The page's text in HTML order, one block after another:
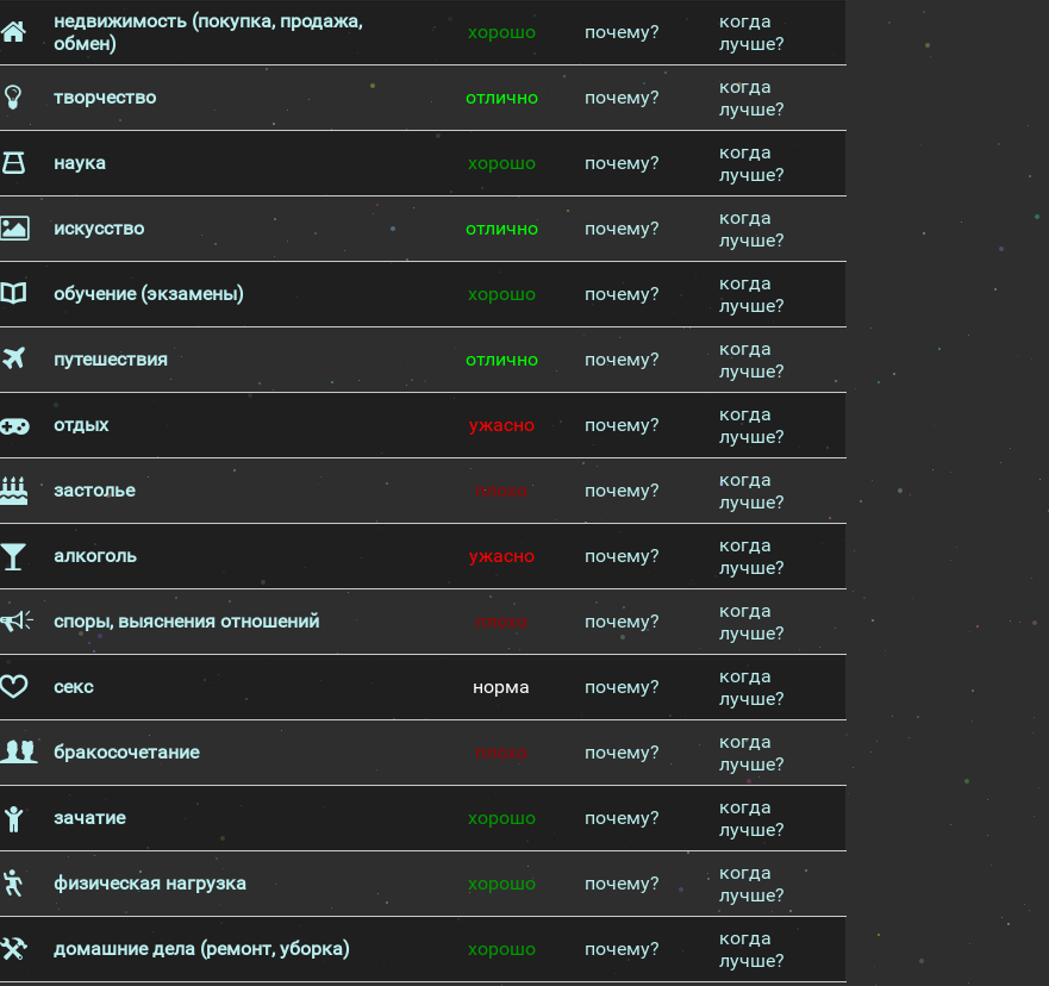
недвижимость (покупка, продажа,
обмен)
хорошо почему?
когда
лучше?
творчество отлично почему?
когда
лучше?
наука хорошо почему?
когда
лучше?
искусство отлично почему?
когда
лучше?
обучение (экзамены) хорошо почему?
когда
лучше?
путешествия отлично почему?
когда
лучше?
отдых ужасно почему?
когда
лучше?
застолье плохо почему?
когда
лучше?
алкоголь ужасно почему?
когда
лучше?
споры, выяснения отношений плохо почему?
когда
лучше?
секс норма почему?
когда
лучше?
бракосочетание плохо почему?
когда
лучше?
зачатие хорошо почему?
когда
лучше?
физическая нагрузка хорошо почему?
когда
лучше?
домашние дела (ремонт, уборка) хорошо почему?
когда
лучше?